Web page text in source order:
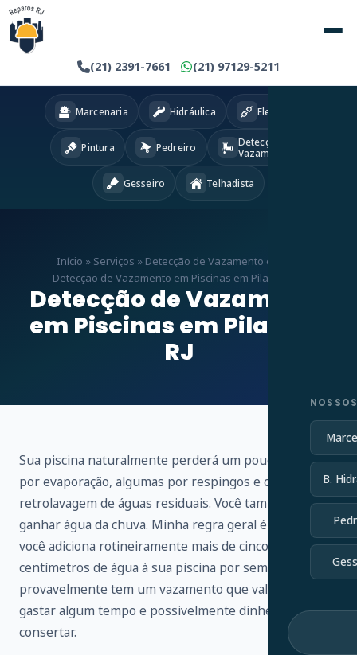
(21) 2391-7661 (21) 97129-5211
B.
Marcenaria Hidráulica Eletricista
Pintura Pedreiro
Detecção
Vazamentos
Gesseiro Telhadista
Início » Serviços » Detecção de Vazamento em RJ
Detecção de Vazamento em Piscinas em Pilares – RJ
Detecção de Vazamento
em Piscinas em Pilares –
RJ
Sua piscina naturalmente perderá um pouco de água
por evaporação, algumas por respingos e outras por
retrolavagem de águas residuais. Você também vai
ganhar água da chuva. Minha regra geral é que, se
você adiciona rotineiramente mais de cinco
centímetros de água à sua piscina por semana,
provavelmente tem um vazamento que vale a pena
gastar algum tempo e possivelmente dinheiro para
consertar.